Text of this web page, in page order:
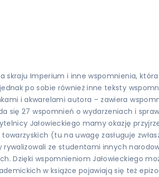
skraju Imperium i inne wspomnienia,
po sobie również inne teksty
i akwarelami autora – zawiera
się 27 wspomnień o wydarzeniach i
Jałowieckiego mamy okazję
(tu na uwagę zasługuje
ze studentami innych
Dzięki wspomnieniom Jałowieckiego
w książce pojawiają się też